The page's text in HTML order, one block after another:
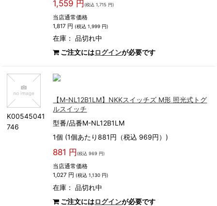
1,559 円 (税込 1,715 円)
当店通常価格
1,817 円 (税込 1,999 円)
在庫：品切れ中
ご注文にはログインが必要です
K00545041
746
【M-NL12B1LM】NKKスイッチズ M形 照光式トグ
ルスイッチ
型番/品番M-NL12B1LM
1個 (1個あたり881円（税込 969円）)
881 円 (税込 969 円)
当店通常価格
1,027 円 (税込 1,130 円)
在庫：品切れ中
ご注文にはログインが必要です